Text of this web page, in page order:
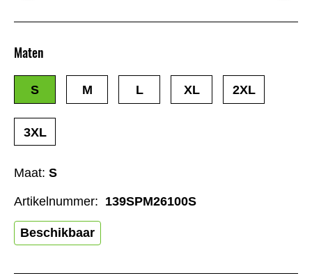
Maat: S
Beschikbaar
Maten
S M L XL 2XL
3XL
Artikelnummer: 139SPM26100S